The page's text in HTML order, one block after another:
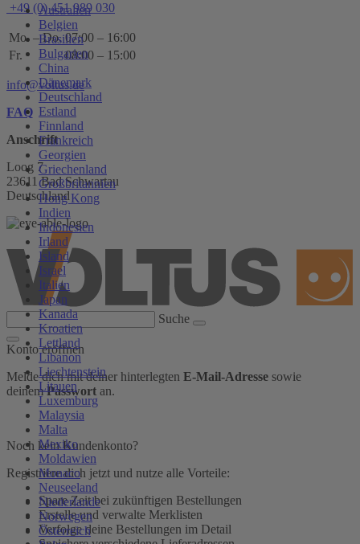
Australien
Belgien
Brasilien
Bulgarien
China
Dänemark
Deutschland
Estland
Finnland
Frankreich
Georgien
Griechenland
Großbritannien
Hong Kong
Indien
Indonesien
Irland
Island
Israel
Italien
Japan
Kanada
Kroatien
Lettland
Libanon
Liechtenstein
Litauen
Luxemburg
Malaysia
Malta
Mexiko
Moldawien
Monaco
Neuseeland
Niederlande
Norwegen
Österreich
+49 (0) 451 989 030
Mo. – Do. 07:00 – 16:00
Fr.
08:00 – 15:00
info@voltus.de
FAQ
Anschrift
Loog 7
23611 Bad Schwartau
Deutschland
Suche
Konto eröffnen
Melde dich mit deiner hinterlegten E-Mail-Adresse sowie
deinemPasswort an.
Noch kein Kundenkonto?
Registriere dich jetzt und nutze alle Vorteile:
Spare Zeit bei zukünftigen Bestellungen
Erstelle und verwalte Merklisten
Verfolge deine Bestellungen im Detail